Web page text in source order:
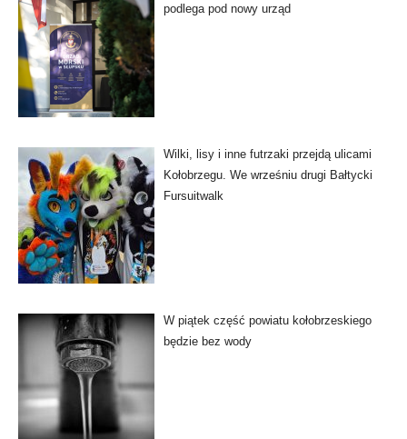
podlega pod nowy urząd
Wilki, lisy i inne futrzaki przejdą ulicami
Kołobrzegu. We wrześniu drugi Bałtycki
Fursuitwalk
W piątek część powiatu kołobrzeskiego
będzie bez wody